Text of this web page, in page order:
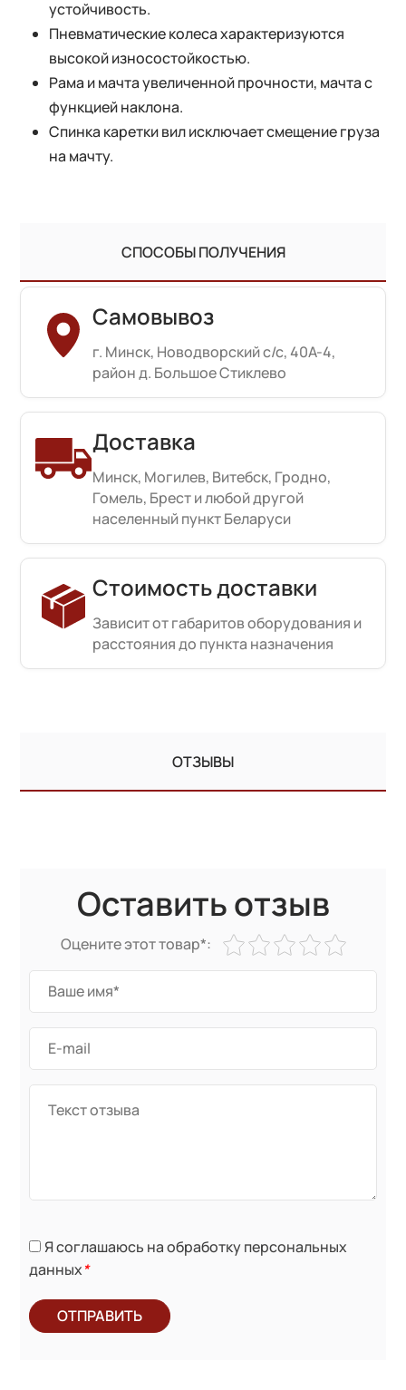
устойчивость.
Пневматические колеса характеризуются
высокой износостойкостью.
Рама и мачта увеличенной прочности, мачта с
функцией наклона.
Спинка каретки вил исключает смещение груза
на мачту.
СПОСОБЫ ПОЛУЧЕНИЯ
Самовывоз
г. Минск, Новодворский с/с, 40А-4,
район д. Большое Стиклево
Доставка
Минск, Могилев, Витебск, Гродно,
Гомель, Брест и любой другой
населенный пункт Беларуси
Стоимость доставки
Зависит от габаритов оборудования и
расстояния до пункта назначения
ОТЗЫВЫ
Оставить отзыв
Оцените этот товар*:
Я соглашаюсь на обработку персональных
данных*
ОТПРАВИТЬ